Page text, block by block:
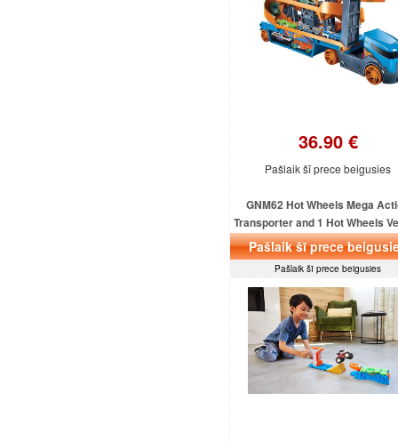
36.90 €
Pašlaik šī prece beigusies
GNM62 Hot Wheels Mega
Transporter and 1 Hot Wheels
for Children 3 Years and Up
Pašlaik šī prece
Pašlaik šī prece beigusies